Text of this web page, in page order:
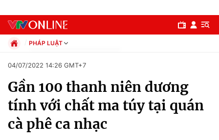
Chuyên mục
Chính trị
PHÁP LUẬT
Xã hội
Pháp luật
Thể thao
Truyền hình
04/07/2022 14:26 GMT+7
Gần 100 thanh niên dương
tính với chất ma túy tại quán
cà phê ca nhạc